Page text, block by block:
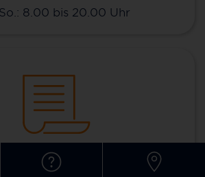
8.00 bis 20.00 Uhr
Kontaktformular